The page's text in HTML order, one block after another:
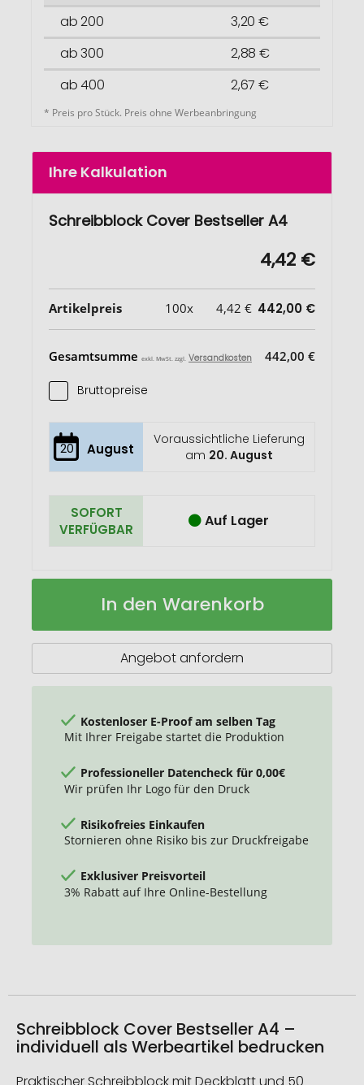
ab 200
3,20 €
ab 300
2,88 €
ab 400
2,67 €
* Preis pro Stück. Preis ohne Werbeanbringung
Ihre Kalkulation
Schreibblock Cover Bestseller A4
4,42 €
Artikelpreis 100x 4,42 € 442,00 €
Gesamtsumme exkl. MwSt. zzgl. Versandkosten 442,00 €
Bruttopreise
20 August
Voraussichtliche Lieferung
am 20. August
SOFORT
VERFÜGBAR
Auf Lager
A4
Schreibblock
Bestseller
Auf
In den Warenkorb
Angebot anfordern
Kostenloser E-Proof am selben Tag
Mit Ihrer Freigabe startet die Produktion
Professioneller Datencheck für 0,00€
Wir prüfen Ihr Logo für den Druck
Risikofreies Einkaufen
Stornieren ohne Risiko bis zur Druckfreigabe
Exklusiver Preisvorteil
3% Rabatt auf Ihre Online-Bestellung
Schreibblock Cover Bestseller A4 –
individuell als Werbeartikel bedrucken